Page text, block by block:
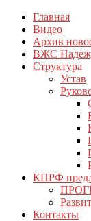
Перейти
содержимому
КПРФ Мордовия
Мордовское
Главная
Видео
Архив
ВЖС
Структура
Устав
КПРФ
Контакты